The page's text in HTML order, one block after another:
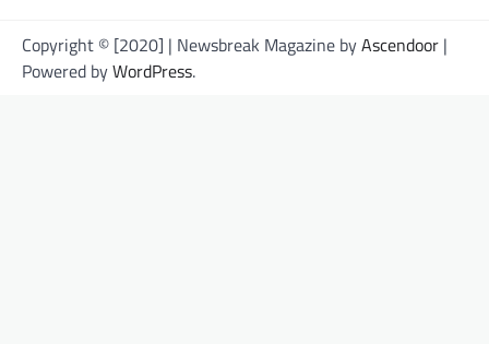
Copyright © [2020] | Newsbreak Magazine byAscendoor |
Powered byWordPress.